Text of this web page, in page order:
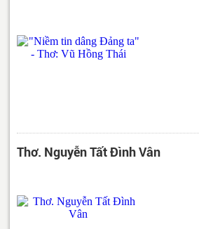
Thơ. Nguyễn Tất Đình Vân